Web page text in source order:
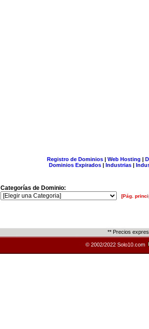
Registro de Dominios| Web Hosting |
Dominios Expirados | Industrias |
Categorías de Dominio:
[Pág.
** Precios
© 2002/2022 Solo10.com